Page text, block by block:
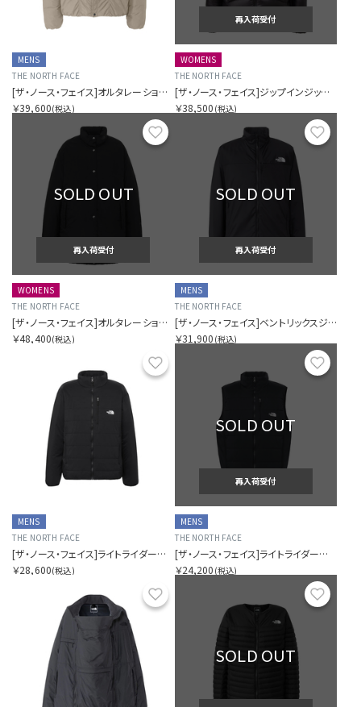
MENS
THE NORTH FACE
[ザ・ノース・フェイス]オルタレーションゼファーシェルカーディガン（メンズ）
￥39,600(税込)
再入荷受付
WOMENS
THE NORTH FACE
[ザ・ノース・フェイス]ジップインジップアコンカグアジャケット（レディース）
￥38,500 (税込)
お気に入り
SOLD OUT
再入荷受付
WOMENS
THE NORTH FACE
[ザ・ノース・フェイス]オルタレーションゼファーシェルハーフコート（レディース）
￥48,400(税込)
SOLD OUT
再入荷受付
MENS
THE NORTH FACE
[ザ・ノース・フェイス]ベントリックスジャケット（メンズ）
￥31,900 (税込)
お気に入り
MENS
THE NORTH FACE
[ザ・ノース・フェイス]ライトライダージャケット（メンズ）
￥28,600(税込)
SOLD OUT
再入荷受付
MENS
THE NORTH FACE
[ザ・ノース・フェイス]ライトライダーベスト（メンズ）
￥24,200 (税込)
お気に入り
SOLD OUT